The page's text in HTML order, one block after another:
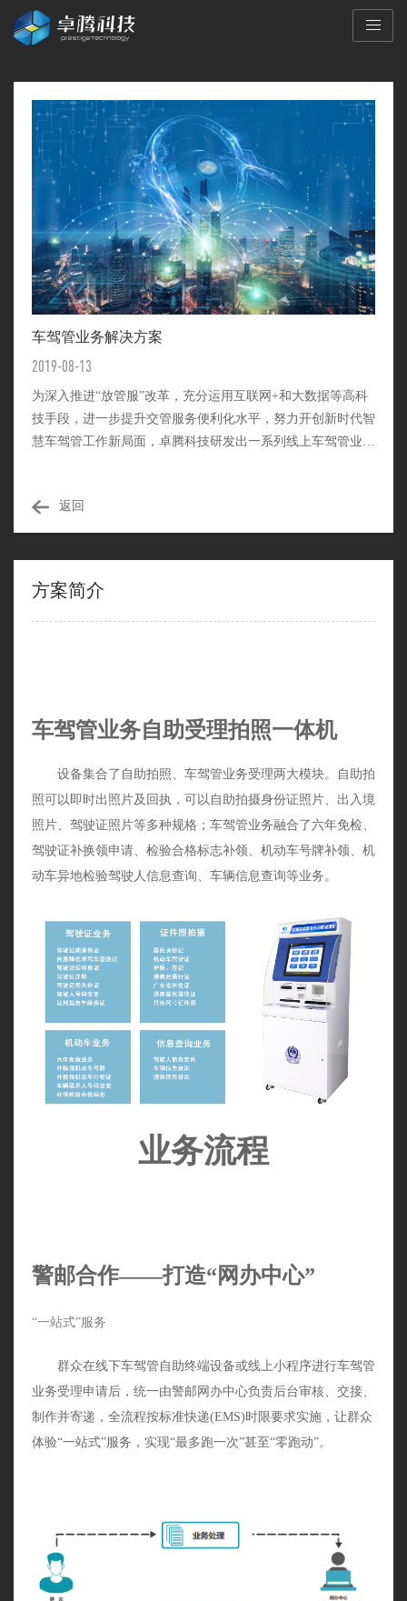
车驾管业务解决方案
2019-08-13
为深入推进“放管服”改革，充分运用互联网+和大数据等高科
技手段，进一步提升交管服务便利化水平，努力开创新时代智
慧车驾管工作新局面，卓腾科技研发出一系列线上车驾管业务
照片拍摄整合在一起，在成功解决车驾管业务办理受地方限制
问题，有效解决群众办证过程中“最后一公里”所面临的办证难
返回
方案简介
车驾管业务自助受理拍照一体机
设备集合了自助拍照、车驾管业务受理两大模块。自助拍
照可以即时出照片及回执，可以自助拍摄身份证照片、出入境
照片、驾驶证照片等多种规格；车驾管业务融合了六年免检、
驾驶证补换领申请、检验合格标志补领、机动车号牌补领、机
动车异地检验驾驶人信息查询、车辆信息查询等业务。
业务流程
警邮合作——打造“网办中心”
“一站式”服务
群众在线下车驾管自助终端设备或线上小程序进行车驾管
业务受理申请后，统一由警邮网办中心负责后台审核、交接、
制作并寄递，全流程按标准快递(EMS)时限要求实施，让群众
体验“一站式”服务，实现“最多跑一次”甚至“零跑动”。